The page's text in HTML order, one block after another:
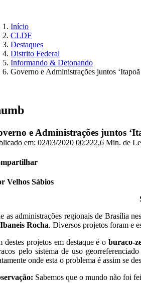
Início
CLDF
Destaques
Distrito Federal
Informando & Detonando
Governo e Administrações juntos ‘Itapoã
e Administrações juntos
em: 02/03/2020 00:222,6 Min. de
Velhos Sábios
as administrações regionais de Brasília
Ibaneis Rocha. Diversos projetos foram e
destes projetos em destaque é oburaco-
pelo sistema de uso
onde esta o problema é assim se
Sabemos que o mundo não foi